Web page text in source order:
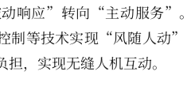
响应”转向“主动服务”
制等技术实现“风随人动
，实现无缝人机互动。